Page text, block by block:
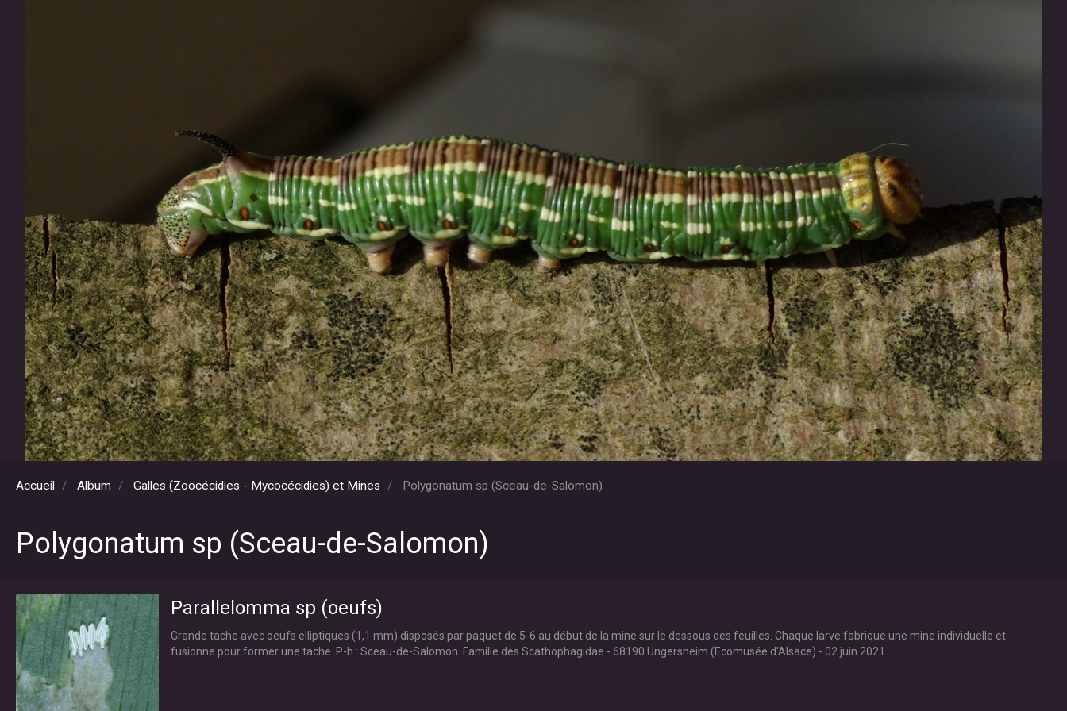
Accueil Album Galles (Zoocécidies - Mycocécidies) et Mines Polygonatum sp (Sceau-de-Salomon)
Polygonatum sp (Sceau-de-Salomon)
Parallelomma sp (oeufs)
Grande tache avec oeufs elliptiques (1,1 mm) disposés par paquet de 5-6 au début de la mine sur le dessous des feuilles. Chaque larve fabrique une mine individuelle et
fusionne pour former une tache. P-h : Sceau-de-Salomon. Famille des Scathophagidae - 68190 Ungersheim (Ecomusée d'Alsace) - 02 juin 2021